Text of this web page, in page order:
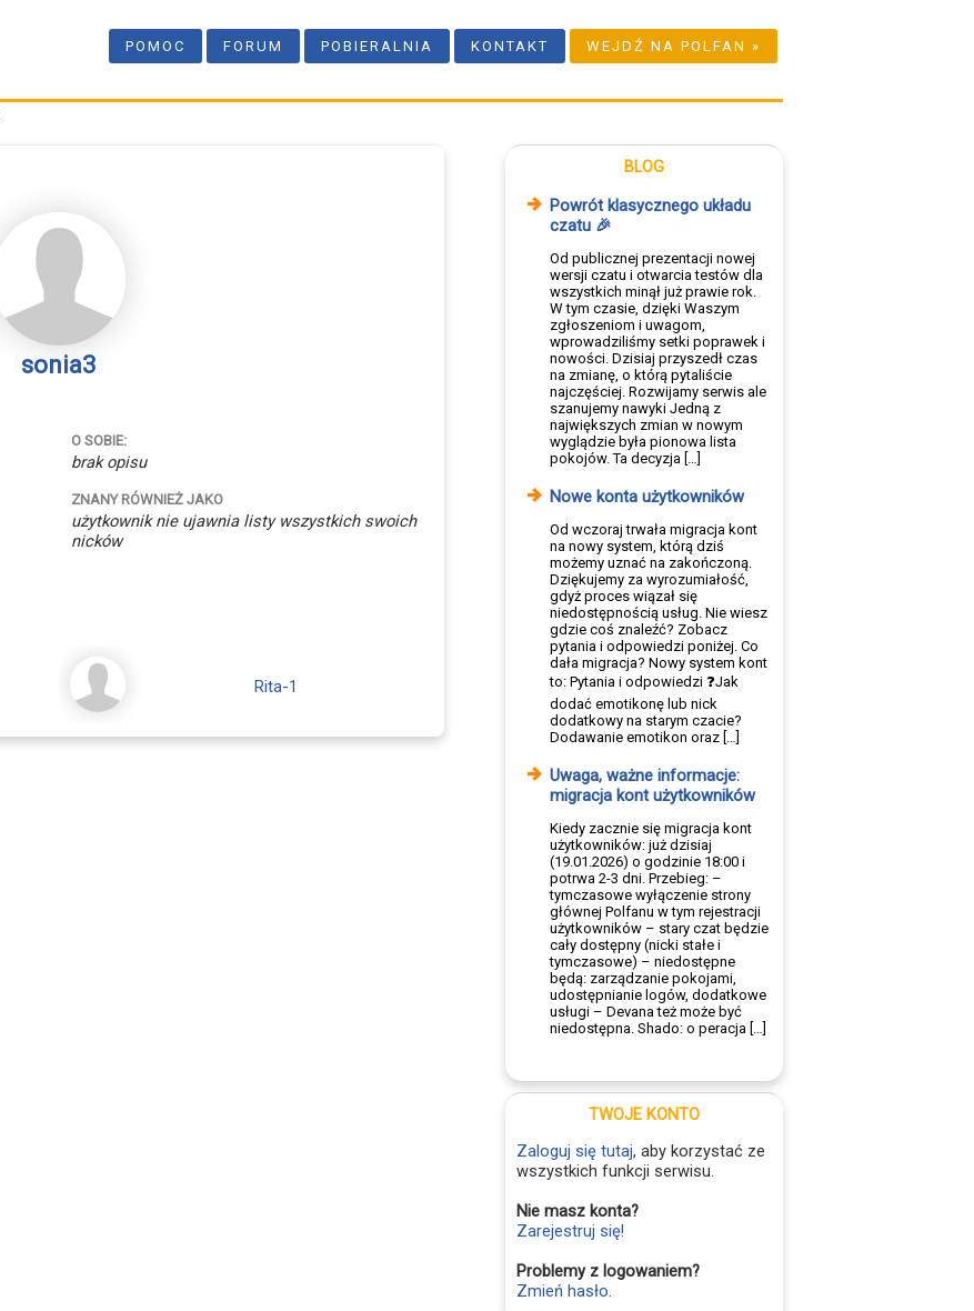
POMOC FORUM POBIERALNIA KONTAKT WEJDŹ NA POLFAN »
sonia3
O SOBIE:
brak opisu
ZNANY RÓWNIEŻ JAKO
użytkownik nie ujawnia listy wszystkich swoich
nicków
Rita-1
BLOG
Powrót klasycznego układu
czatu 🎉
Od publicznej prezentacji nowej
wersji czatu i otwarcia testów dla
wszystkich minął już prawie rok.
W tym czasie, dzięki Waszym
zgłoszeniom i uwagom,
wprowadziliśmy setki poprawek i
nowości. Dzisiaj przyszedł czas
na zmianę, o którą pytaliście
najczęściej. Rozwijamy serwis ale
szanujemy nawyki Jedną z
największych zmian w nowym
wyglądzie była pionowa lista
pokojów. Ta decyzja […]
Nowe konta użytkowników
Od wczoraj trwała migracja kont
na nowy system, którą dziś
możemy uznać na zakończoną.
Dziękujemy za wyrozumiałość,
gdyż proces wiązał się
niedostępnością usług. Nie wiesz
gdzie coś znaleźć? Zobacz
pytania i odpowiedzi poniżej. Co
dała migracja? Nowy system kont
to: Pytania i odpowiedzi ❓Jak
dodać emotikonę lub nick
dodatkowy na starym czacie?
Dodawanie emotikon oraz […]
Uwaga, ważne informacje:
migracja kont użytkowników
Kiedy zacznie się migracja kont
użytkowników: już dzisiaj
(19.01.2026) o godzinie 18:00 i
potrwa 2-3 dni. Przebieg: –
tymczasowe wyłączenie strony
głównej Polfanu w tym rejestracji
użytkowników – stary czat będzie
cały dostępny (nicki stałe i
tymczasowe) – niedostępne
będą: zarządzanie pokojami,
udostępnianie logów, dodatkowe
usługi – Devana też może być
niedostępna. Shado: o peracja […]
TWOJE KONTO
Zaloguj się tutaj, aby korzystać ze
wszystkich funkcji serwisu.
Nie masz konta?
Zarejestruj się!
Problemy z logowaniem?
Zmień hasło.